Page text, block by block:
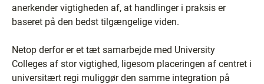
anerkender vigtigheden af, at handlinger i praksis er
baseret på den bedst tilgængelige viden.
Netop derfor er et tæt samarbejde med University
Colleges af stor vigtighed, ligesom placeringen af centret i
universitært regi muliggør den samme integration på